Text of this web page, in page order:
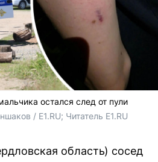
остался след от пули
/ E1.RU; Читатель E1.RU
область) сосед